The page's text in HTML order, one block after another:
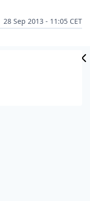
28 Sep 2013 - 11:05 CET